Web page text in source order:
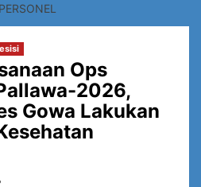
Ops
2026,
Gowa Lakukan